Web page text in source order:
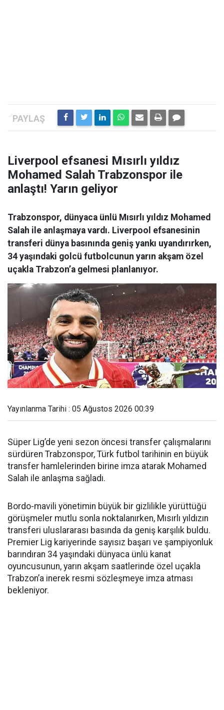
Liverpool efsanesi Mısırlı yıldız
Mohamed Salah Trabzonspor ile
anlaştı! Yarın geliyor
Trabzonspor, dünyaca ünlü Mısırlı yıldız Mohamed
Salah ile anlaşmaya vardı. Liverpool efsanesinin
transferi dünya basınında geniş yankı uyandırırken,
34 yaşındaki golcü futbolcunun yarın akşam özel
uçakla Trabzon’a gelmesi planlanıyor.
Yayınlanma Tarihi : 05 Ağustos 2026 00:39
Süper Lig’de yeni sezon öncesi transfer çalışmalarını
sürdüren Trabzonspor, Türk futbol tarihinin en büyük
transfer hamlelerinden birine imza atarak Mohamed
Salah ile anlaşma sağladı.
Bordo-mavili yönetimin büyük bir gizlilikle yürüttüğü
görüşmeler mutlu sonla noktalanırken, Mısırlı yıldızın
transferi uluslararası basında da geniş karşılık buldu.
Premier Lig kariyerinde sayısız başarı ve şampiyonluk
barındıran 34 yaşındaki dünyaca ünlü kanat
oyuncusunun, yarın akşam saatlerinde özel uçakla
Trabzon’a inerek resmi sözleşmeye imza atması
bekleniyor.